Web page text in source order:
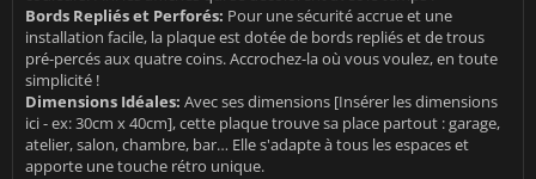
Bords Repliés et Perforés: Pour une sécurité accrue et une
installation facile, la plaque est dotée de bords repliés et de trous
pré-percés aux quatre coins. Accrochez-la où vous voulez, en toute
simplicité !
Dimensions Idéales: Avec ses dimensions [Insérer les dimensions
ici - ex: 30cm x 40cm], cette plaque trouve sa place partout : garage,
atelier, salon, chambre, bar… Elle s'adapte à tous les espaces et
apporte une touche rétro unique.